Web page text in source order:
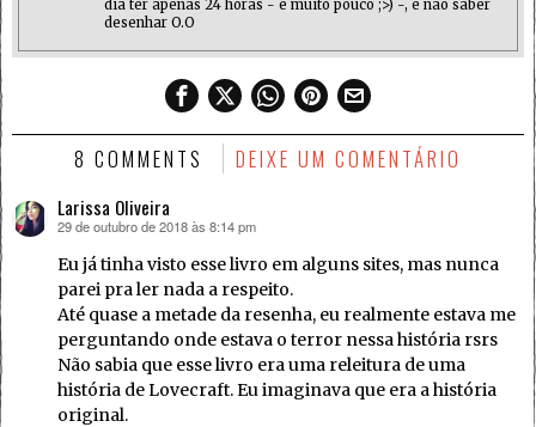
dia ter apenas 24 horas - é muito pouco ;>) -, e não saber
desenhar O.O
8 COMMENTS DEIXE UM COMENTÁRIO
Larissa Oliveira
disse:
29 de outubro de 2018 às 8:14 pm
Eu já tinha visto esse livro em alguns sites, mas nunca
parei pra ler nada a respeito.
Até quase a metade da resenha, eu realmente estava me
perguntando onde estava o terror nessa história rsrs
Não sabia que esse livro era uma releitura de uma
história de Lovecraft. Eu imaginava que era a história
original.